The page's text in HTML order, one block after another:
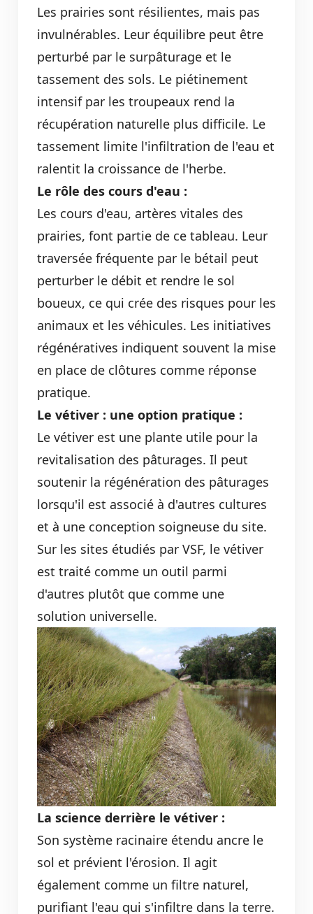
Les prairies sont résilientes, mais pas
invulnérables. Leur équilibre peut être
perturbé par le surpâturage et le
tassement des sols. Le piétinement
intensif par les troupeaux rend la
récupération naturelle plus difficile. Le
tassement limite l'infiltration de l'eau et
ralentit la croissance de l'herbe.
Le rôle des cours d'eau :
Les cours d'eau, artères vitales des
prairies, font partie de ce tableau. Leur
traversée fréquente par le bétail peut
perturber le débit et rendre le sol
boueux, ce qui crée des risques pour les
animaux et les véhicules. Les initiatives
régénératives indiquent souvent la mise
en place de clôtures comme réponse
pratique.
Le vétiver : une option pratique :
Le vétiver est une plante utile pour la
revitalisation des pâturages. Il peut
soutenir la régénération des pâturages
lorsqu'il est associé à d'autres cultures
et à une conception soigneuse du site.
Sur les sites étudiés par VSF, le vétiver
est traité comme un outil parmi
d'autres plutôt que comme une
solution universelle.
La science derrière le vétiver :
Son système racinaire étendu ancre le
sol et prévient l'érosion. Il agit
également comme un filtre naturel,
purifiant l'eau qui s'infiltre dans la terre.